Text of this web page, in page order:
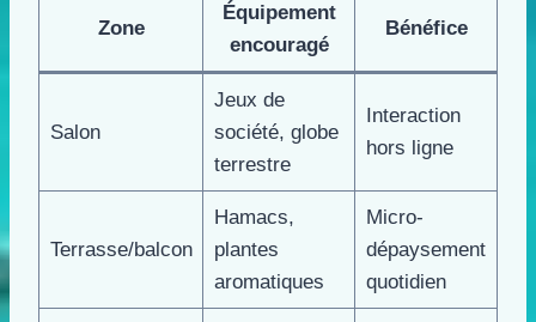
Zone
Équipement
encouragé
Bénéfice
Salon
Jeux de
société, globe
terrestre
Interaction
hors ligne
Terrasse/balcon
Hamacs,
plantes
aromatiques
Micro-
dépaysement
quotidien